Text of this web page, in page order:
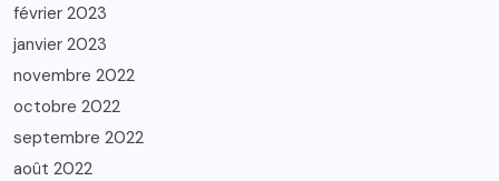
février 2023
janvier 2023
novembre 2022
octobre 2022
septembre 2022
août 2022